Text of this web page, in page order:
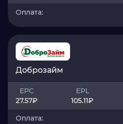
Оплата:
Доброзайм
EPC
27.57₽
EPL
105.11₽
Оплата: